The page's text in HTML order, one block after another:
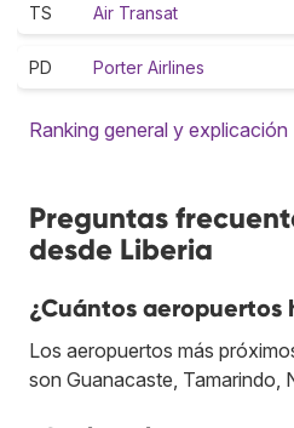
TS Air Transat
PD Porter Airlines
Ranking general y explicación
Preguntas
desde Liberia
¿Cuántos aeropuertos
Los aeropuertos más
son Guanacaste, Tamarindo,